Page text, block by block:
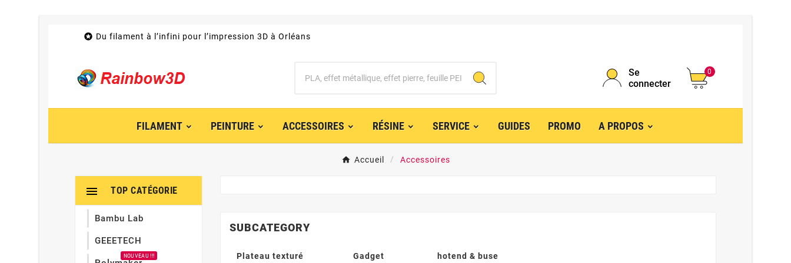
 Du filament à l’infini pour l’impression 3D à Orléans
Se
connecter
0
FILAMENT PEINTURE ACCESSOIRES RÉSINE SERVICE GUIDES PROMO A PROPOS
Accueil Accessoires
TOP CATÉGORIE

Bambu Lab
GEEETECH
NOUVEAU !!!
SUBCATEGORY
Plateau texturé Gadget hotend & buse